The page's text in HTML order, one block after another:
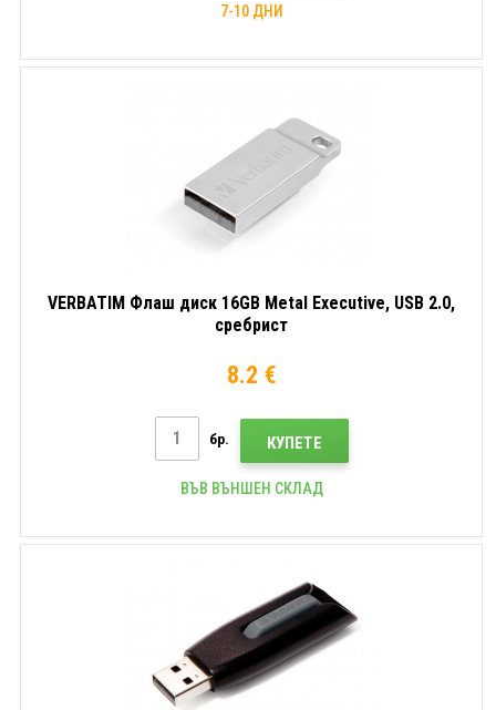
7-10 ДНИ
VERBATIM Флаш диск 16GB Metal Executive, USB 2.0,
сребрист
8.2 €
бр. КУПЕТЕ
ВЪВ ВЪНШЕН СКЛАД